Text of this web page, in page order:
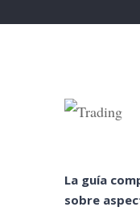
La guía
sobre